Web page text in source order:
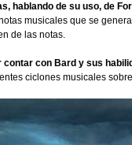
hablando de su uso, de
musicales que se
de las notas.
con Bard y sus
ciclones musicales